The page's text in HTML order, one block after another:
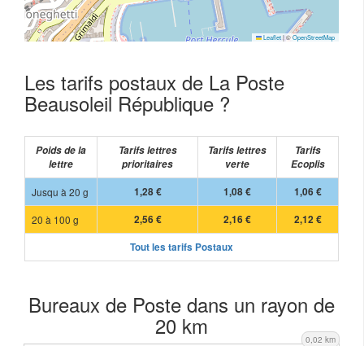
Leaflet|©OpenStreetMap
Les tarifs postaux de La Poste
Beausoleil République ?
Poids de la
lettre
Tarifs lettres
prioritaires
Tarifs lettres
verte
Tarifs
Ecoplis
Jusqu à 20 g
1,28 € 1,08 €
1,06 €
20 à 100 g
2,56 € 2,16 €
2,12 €
Tout les tarifs Postaux
Bureaux de Poste dans un rayon de
20 km 0,02 km